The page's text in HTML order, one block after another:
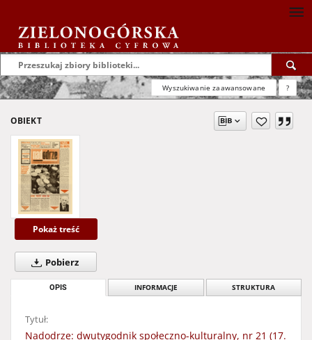
Wyszukiwanie zaawansowane ?
OBIEKT
Pokaż treść
Pobierz
OPIS INFORMACJE STRUKTURA
Tytuł:
Nadodrze: dwutygodnik społeczno-kulturalny, nr 21 (17.